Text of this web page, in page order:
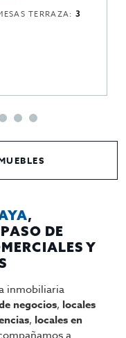
TERRAZA: 3
,
DE
Y
inmobiliaria
negocios, locales
, locales en